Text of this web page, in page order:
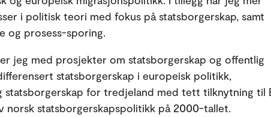
i politisk teori med fokus på statsborgerskap, samt
og prosess-sporing.
jeg med prosjekter om statsborgerskap og offentlig
statsborgerskap i europeisk politikk,
statsborgerskap for tredjeland med tett tilknytning til
norsk statsborgerskapspolitikk på 2000-tallet.